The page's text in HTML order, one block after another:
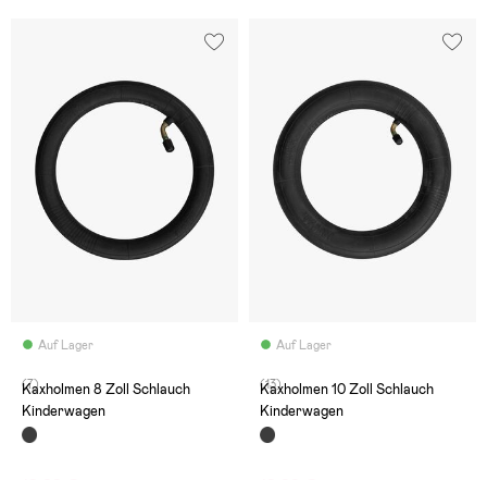
Auf Lager
(7)
Kaxholmen 8 Zoll Schlauch
Kinderwagen
Auf Lager
(13)
Kaxholmen 10 Zoll Schlauch
Kinderwagen